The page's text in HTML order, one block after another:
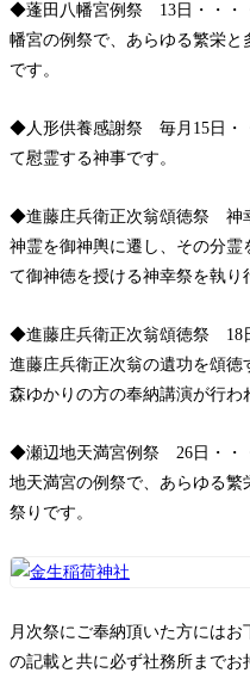
◆蓬田八幡宮例祭 13日・・・
幡宮の例祭で、あらゆる繁栄と
です。
◆人形供養感謝祭 毎月15日・
て慰霊する神事です。
◆進藤庄兵衛正次翁頌徳祭 神
神霊を御神輿に遷し、その分霊
て御神徳を授ける神幸祭を執り
◆進藤庄兵衛正次翁頌徳祭 18
進藤庄兵衛正次翁の遺功を頌
森ゆかりの方の奉納講演が行わ
◆瀬辺地天満宮例祭 26日・・
地天満宮の例祭で、あらゆる
祭りです。
月次祭にご奉納頂いた方には
の記載と共に必ず社務所までお